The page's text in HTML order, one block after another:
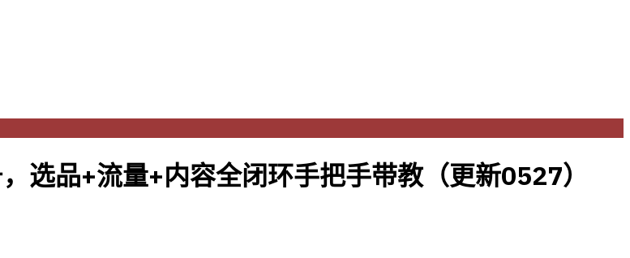
选品+流量+内容全闭环手把手带教（更新0527）